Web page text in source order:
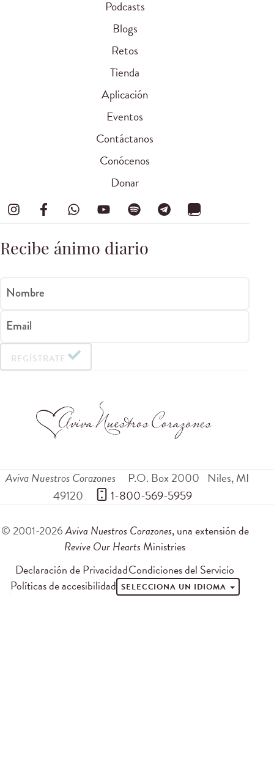
Podcasts
Blogs
Retos
Tienda
Aplicación
Eventos
Contáctanos
Conócenos
Donar
Recibe ánimo diario
Nombre
Email
REGÍSTRATE
Aviva Nuestros Corazones P.O. Box 2000 Niles,MI
49120
1-800-569-5959
© 2001-2026Aviva Nuestros Corazones, una extensión de
Revive Our Hearts Ministries
Declaración de PrivacidadCondiciones del Servicio
Políticas de accesibilidad SELECCIONA UN IDIOMA